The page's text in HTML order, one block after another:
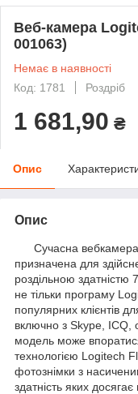
Веб-камера
001063)
Немає в наявності
Код: 1781
Роздріб
1 681,90 ₴
Опис
Опис
Сучасна вебкамера
призначена для
роздільною
не тільки програму
популярних клієнтів
включно з Skype, ICQ,
модель може
технологією Logitech
фотознімки з
здатність яких